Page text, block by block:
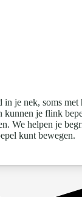
je nek, soms
kunnen je flink
We helpen je
kunt bewegen.